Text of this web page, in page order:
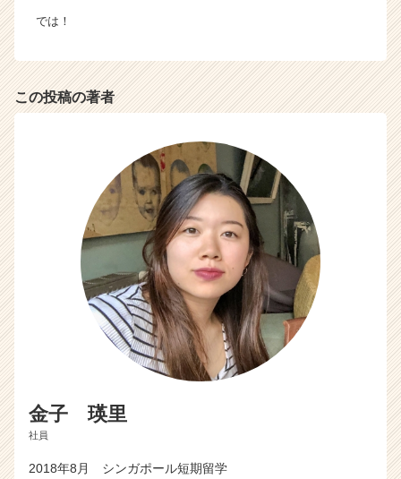
く
ト
チ
ア
キ
ャ
リ
ア
（C
h
e
e
r
e
では！
この投稿の著者
金子 瑛里
社員
2018年8月 シンガポール短期留学